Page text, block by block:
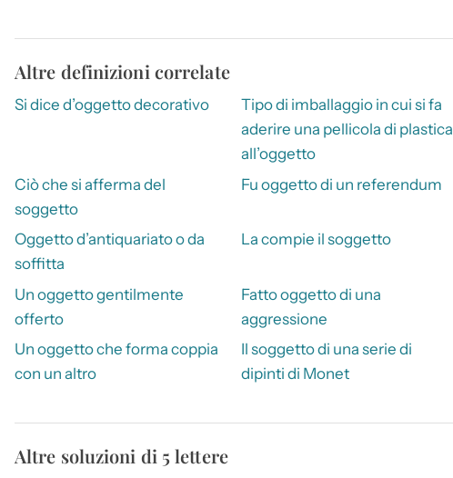
Altre definizioni correlate
Si dice d’oggetto decorativo
Tipo di imballaggio in cui si fa
aderire una pellicola di plastica
all’oggetto
Ciò che si afferma del
soggetto
Fu oggetto di un referendum
Oggetto d’antiquariato o da
soffitta
La compie il soggetto
Un oggetto gentilmente
offerto
Fatto oggetto di una
aggressione
Un oggetto che forma coppia
con un altro
Il soggetto di una serie di
dipinti di Monet
Altre soluzioni di 5 lettere